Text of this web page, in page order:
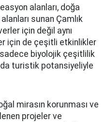
alanları, doğa
sunan Çamlık
için değil aynı
için de çeşitli etkinlikler
biyolojik çeşitlilik
turistik potansiyeliyle
mirasın korunması ve
projeler ve